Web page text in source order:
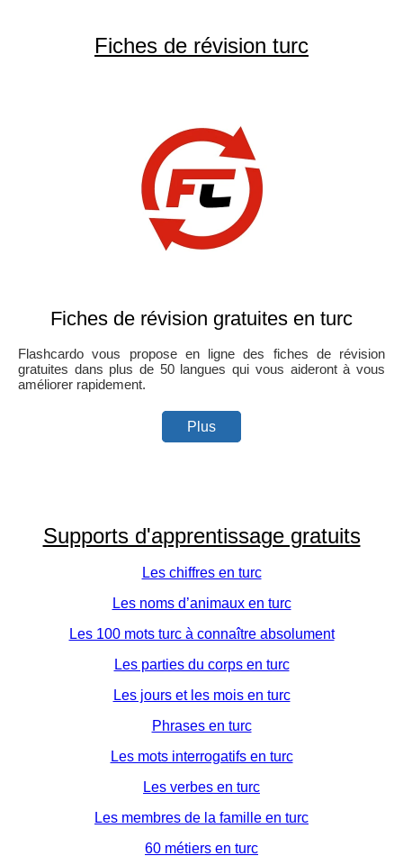
Fiches de révision turc
Fiches de révision gratuites en turc
Flashcardo vous propose en ligne des fiches de révision
gratuites dans plus de 50 langues qui vous aideront à vous
améliorer rapidement.
Plus
Supports d'apprentissage gratuits
Les chiffres en turc
Les noms d’animaux en turc
Les 100 mots turc à connaître absolument
Les parties du corps en turc
Les jours et les mois en turc
Phrases en turc
Les mots interrogatifs en turc
Les verbes en turc
Les membres de la famille en turc
60 métiers en turc